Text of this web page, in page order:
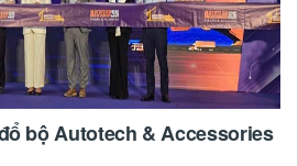
bộ Autotech & Accessories